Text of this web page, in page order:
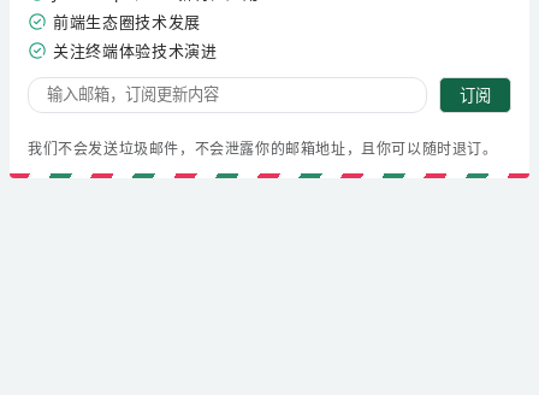
前端生态圈技术发展
关注终端体验技术演进
订阅
我们不会发送垃圾邮件，不会泄露你的邮箱地址，且你可以随时退订。